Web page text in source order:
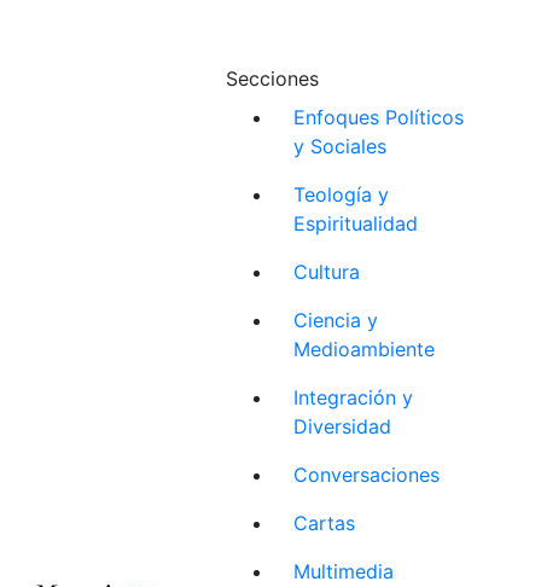
Secciones
Enfoques Políticos
y Sociales
Teología y
Espiritualidad
Cultura
Ciencia y
Medioambiente
Integración y
Diversidad
Conversaciones
Cartas
Multimedia